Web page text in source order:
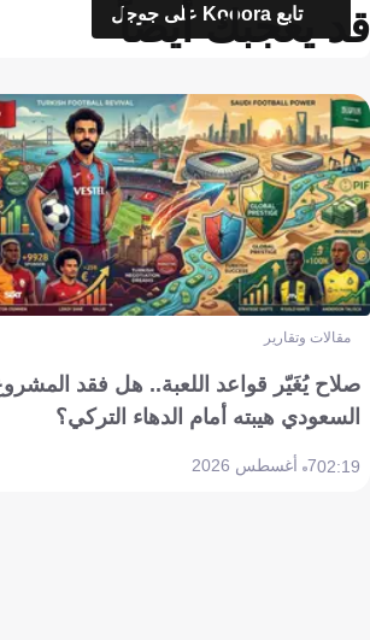
تابع Kooora على جوجل
قد يعجبك أيضاً
مقالات وتقارير
صلاح يُغَيّر قواعد اللعبة.. هل فقد
السعودي هيبته أمام الدهاء التركي؟
02:197 أغسطس 2026